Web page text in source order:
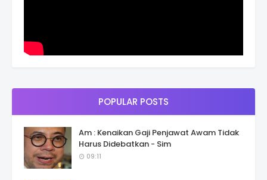
POPULAR POSTS
Am : Kenaikan Gaji Penjawat Awam Tidak
Harus Didebatkan - Sim
09:11